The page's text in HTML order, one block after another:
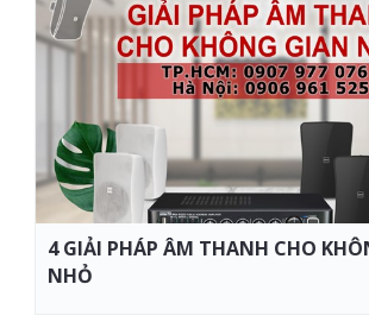
4 GIẢI PHÁP ÂM THANH CHO
NHỎ